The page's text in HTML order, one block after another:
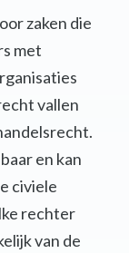
zaken die
met
vallen
en kan
civiele
rechter
van de